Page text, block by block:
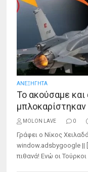
ΑΝΕΞΗΓΗΤΑ
Το ακούσαμε και
μπλοκαρίστηκαν
MOLON LAVE 0
Γράφει ο Νίκος
window.adsbygoogle ||
πιθανά! Ενώ οι